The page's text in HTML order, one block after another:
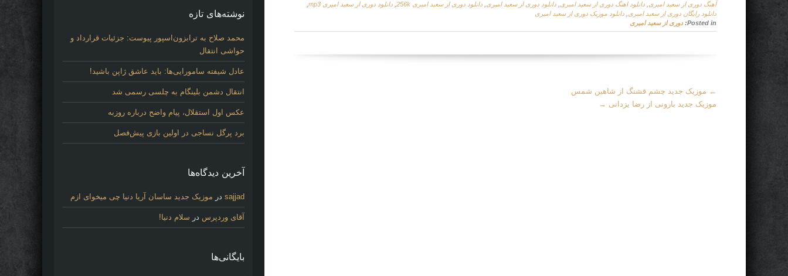
آهنگ دوری از سعید امیری دانلود اهنگ دوری از سعید امیری دانلود دوری از سعید امیری دانلود دوری از سعید امیری 256k دانلود دوری از سعید امیری mp3
دانلود رایگان دوری از سعید امیری دانلود موزیک دوری از سعید امیری
Posted in: دوری از سعید امیری
More
Articles
← موزیک جدید چشم قشنگ از شاهین شمس
موزیک جدید بارونی از رضا یزدانی →
نوشته‌های تازه
محمد صلاح به ترابزون‌اسپور پیوست: جزئیات قرارداد و
حواشی انتقال
عادل شیفته سامورایی‌ها: باید عاشق ژاپن باشید!
انتقال دشمن بلینگام به چلسی رسمی شد
عکس اول استقلال، پیام واضح درباره روزبه
برد پرگل نساجی در اولین بازی پیش‌فصل
آخرین دیدگاه‌ها
sajjadدر موزیک جدید ساسان آریا دنیا چی میخوای ازم
آقای وردپرس در سلام دنیا!
بایگانی‌ها